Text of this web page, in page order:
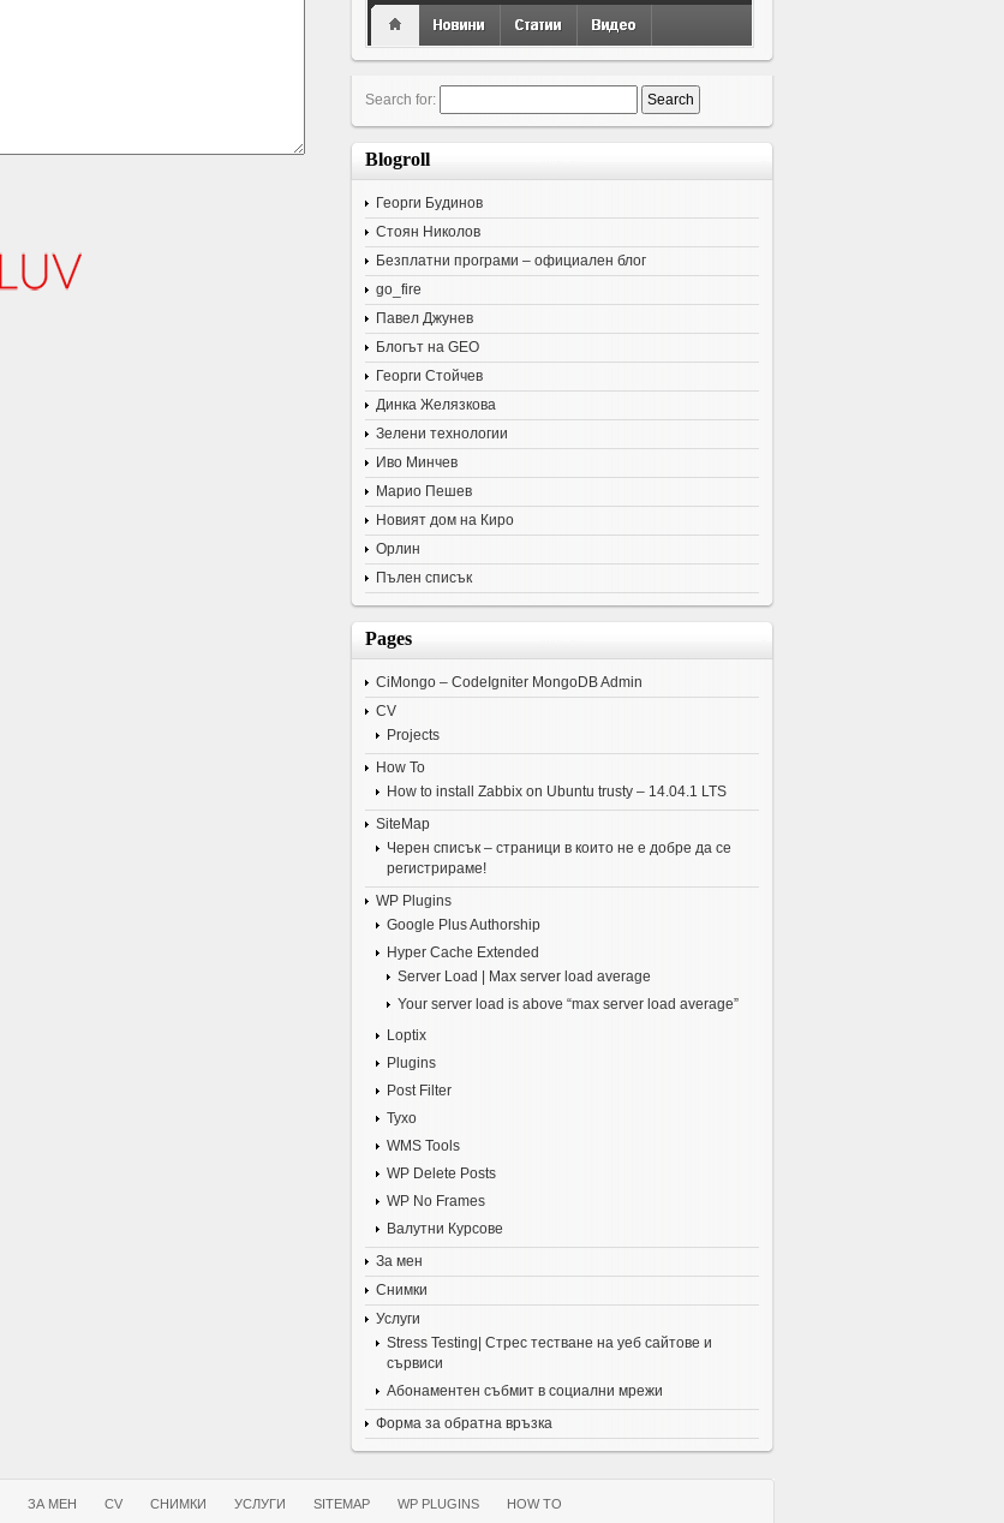
Search for:
Blogroll
Георги Будинов
Стоян Николов
Безплатни програми – официален блог
go_fire
Павел Джунев
Блогът на GEO
Георги Стойчев
Динка Желязкова
Зелени технологии
Иво Минчев
Марио Пешев
Новият дом на Киро
Орлин
Пълен списък
Pages
CiMongo – CodeIgniter MongoDB Admin
CV
Projects
How To
How to install Zabbix on Ubuntu trusty – 14.04.1 LTS
SiteMap
Черен списък – страници в които не е добре да се
регистрираме!
WP Plugins
Google Plus Authorship
Hyper Cache Extended
Server Load | Max server load average
Your server load is above “max server load average”
Loptix
Plugins
Post Filter
Tyxo
WMS Tools
WP Delete Posts
WP No Frames
Валутни Курсове
За мен
Снимки
Услуги
Stress Testing| Стрес тестване на уеб сайтове и
сървиси
Абонаментен събмит в социални мрежи
Форма за обратна връзка
ЗА МЕН CV СНИМКИ УСЛУГИ SITEMAP WP PLUGINS
HOW TO